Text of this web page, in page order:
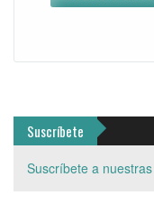
Suscríbete
Suscríbete a